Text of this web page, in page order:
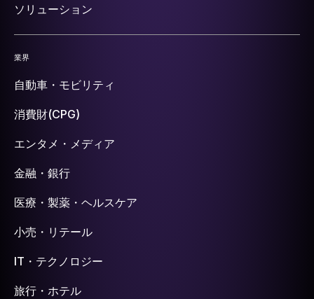
ソリューション
業界
自動車・モビリティ
消費財(CPG)
エンタメ・メディア
金融・銀行
医療・製薬・ヘルスケア
小売・リテール
IT・テクノロジー
旅行・ホテル